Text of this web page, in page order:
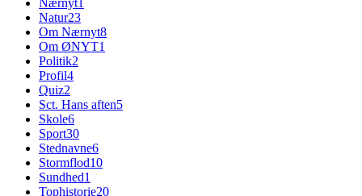
Nærnyt1
Natur23
Om Nærnyt8
Om ØNYT1
Politik2
Profil4
Quiz2
Sct. Hans aften5
Skole6
Sport30
Stednavne6
Stormflod10
Sundhed1
Tophistorie20